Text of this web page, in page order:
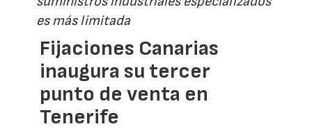
es más limitada
Fijaciones Canarias
inaugura su tercer
punto de venta en
Tenerife